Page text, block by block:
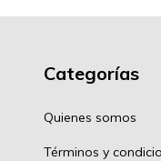
Categorías
Quienes somos
Términos y